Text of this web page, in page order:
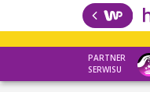
PARTNER
SERWISU